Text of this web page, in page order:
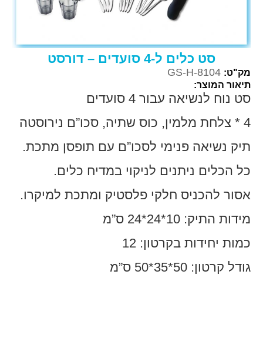
סט כלים ל-4 סועדים – דורסט
מק"ט: GS-H-8104
תיאור המוצר:
סט נוח לנשיאה עבור 4 סועדים
4 * צלחת מלמין, כוס שתיה, סכו”ם נירוסטה
תיק נשיאה פנימי לסכו”ם עם תופסן מתכת.
כל הכלים ניתנים לניקוי במדיח כלים.
אסור להכניס חלקי פלסטיק ומתכת למיקרו.
מידות התיק: 10*24*24 ס”מ
כמות יחידות בקרטון: 12
גודל קרטון: 50*35*50 ס”מ